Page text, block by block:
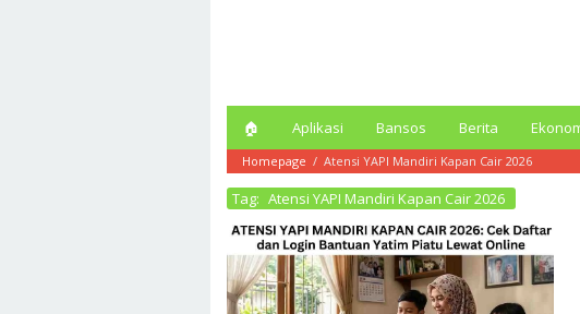
🏠︎ Aplikasi Bansos Berita
Homepage / Atensi YAPI Mandiri Kapan Cair 2026
Tag: Atensi YAPI Mandiri Kapan Cair 2026